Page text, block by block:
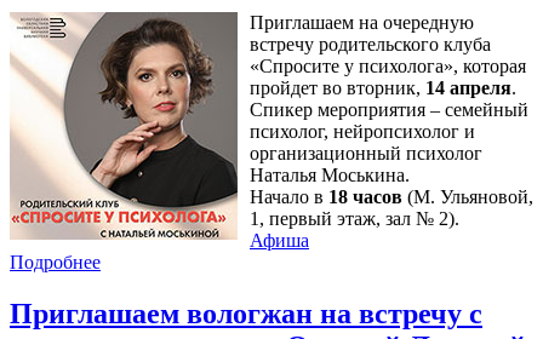
Приглашаем на очередную
встречу родительского клуба
«Спросите у психолога», которая
пройдет во вторник, 14 апреля.
Спикер мероприятия – семейный
психолог, нейропсихолог и
организационный психолог
Наталья Моськина.
Начало в 18 часов (М. Ульяновой,
1, первый этаж, зал № 2).
Афиша
Подробнее
Приглашаем вологжан на встречу с